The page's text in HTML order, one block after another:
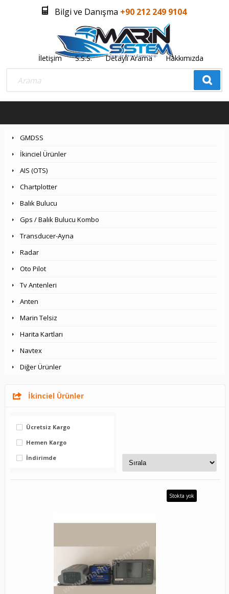
Bilgi ve Danışma +90 212 249 9104
İletişim S.S.S. Detaylı Arama Hakkımızda
Üye Girişi Üye Olmak İstiyorum
GMDSS
İkinciel Ürünler
AIS (OTS)
Chartplotter
Balık Bulucu
Gps / Balık Bulucu Kombo
Transducer-Ayna
Radar
Oto Pilot
Tv Antenleri
Anten
Marin Telsiz
Harita Kartları
Navtex
Diğer Ürünler
İkinciel Ürünler
Ücretsiz Kargo
Hemen Kargo
İndirimde
Stokta yok